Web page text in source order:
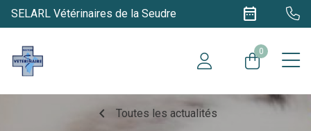
SELARL Vétérinaires de la Seudre date_range
0
chevron_left Toutes les actualités